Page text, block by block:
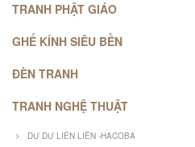
TRANH PHẬT GIÁO
GHẾ KÍNH SIÊU BỀN
ĐÈN TRANH
TRANH NGHỆ THUẬT
DƯ DƯ LIÊN LIÊN -HACOBA